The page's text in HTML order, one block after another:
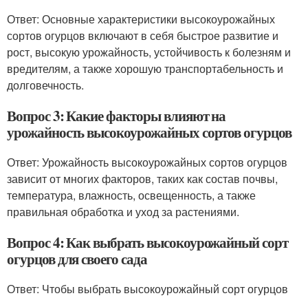
Ответ: Основные характеристики высокоурожайных
сортов огурцов включают в себя быстрое развитие и
рост, высокую урожайность, устойчивость к болезням и
вредителям, а также хорошую транспортабельность и
долговечность.
Вопрос 3: Какие факторы влияют на
урожайность высокоурожайных сортов огурцов
Ответ: Урожайность высокоурожайных сортов огурцов
зависит от многих факторов, таких как состав почвы,
температура, влажность, освещенность, а также
правильная обработка и уход за растениями.
Вопрос 4: Как выбрать высокоурожайный сорт
огурцов для своего сада
Ответ: Чтобы выбрать высокоурожайный сорт огурцов